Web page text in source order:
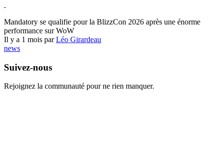
Mandatory se qualifie pour la BlizzCon 2026 après une énorme
performance sur WoW
Il y a 1 mois parLéo Girardeau
news
Suivez-nous
Rejoignez la communauté pour ne rien manquer.